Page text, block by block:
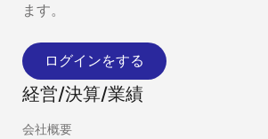
ます。
ログインをする
経営/決算/業績
会社概要